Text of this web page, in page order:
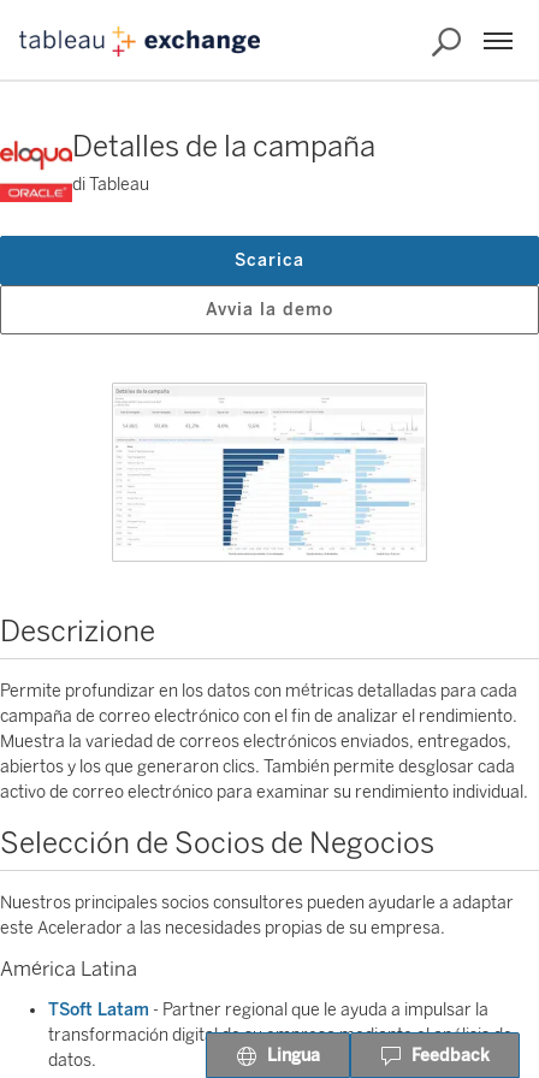
Detalles de la campaña
di Tableau
Avvia la demo
Scarica
Descrizione
Permite profundizar en los datos con métricas detalladas para cada
campaña de correo electrónico con el fin de analizar el rendimiento.
Muestra la variedad de correos electrónicos enviados, entregados,
abiertos y los que generaron clics. También permite desglosar cada
activo de correo electrónico para examinar su rendimiento individual.
Selección de Socios de Negocios
Nuestros principales socios consultores pueden ayudarle a adaptar
este Acelerador a las necesidades propias de su empresa.
América Latina
TSoft Latam - Partner regional que le ayuda a impulsar la
transformación digital de su empresa mediante el análisis de
datos.
Lingua Feedback